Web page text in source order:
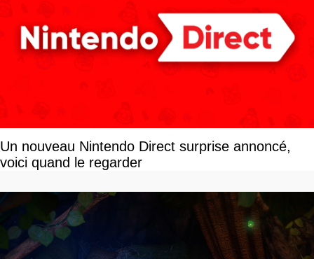
Un nouveau Nintendo Direct surprise annoncé,
voici quand le regarder